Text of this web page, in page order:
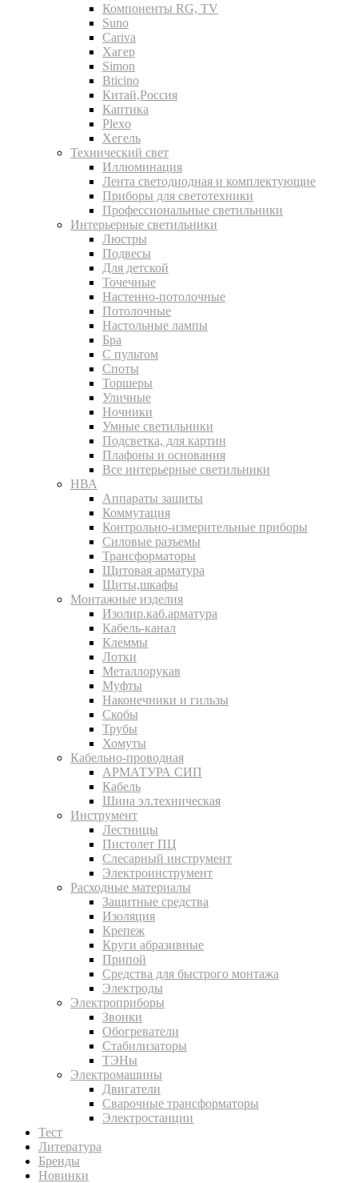
Компоненты RG, TV
Suno
Cariva
Хагер
Simon
Bticino
Китай,Россия
Каптика
Plexo
Хегель
Технический свет
Иллюминация
Лента светодиодная и комплектующие
Приборы для светотехники
Профессиональные светильники
Интерьерные светильники
Люстры
Подвесы
Для детской
Точечные
Настенно-потолочные
Потолочные
Настольные лампы
Бра
С пультом
Споты
Торшеры
Уличные
Ночники
Умные светильники
Подсветка, для картин
Плафоны и основания
Все интерьерные светильники
НВА
Аппараты защиты
Коммутация
Контрольно-измерительные приборы
Силовые разъемы
Трансформаторы
Щитовая арматура
Щиты,шкафы
Монтажные изделия
Изолир.каб.арматура
Кабель-канал
Клеммы
Лотки
Металлорукав
Муфты
Наконечники и гильзы
Скобы
Трубы
Хомуты
Кабельно-проводная
АРМАТУРА СИП
Кабель
Шина эл.техническая
Инструмент
Лестницы
Пистолет ПЦ
Слесарный инструмент
Электроинструмент
Расходные материалы
Защитные средства
Изоляция
Крепеж
Круги абразивные
Припой
Средства для быстрого монтажа
Электроды
Электроприборы
Звонки
Обогреватели
Стабилизаторы
ТЭНы
Электромашины
Двигатели
Сварочные трансформаторы
Электростанции
Тест
Литература
Бренды
Новинки